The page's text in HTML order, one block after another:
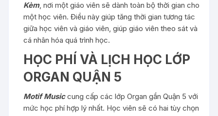
Kèm, nơi một giáo viên sẽ dành toàn bộ thời gian cho
một học viên. Điều này giúp tăng thời gian tương tác
giữa học viên và giáo viên, giúp giáo viên theo sát và
cá nhân hóa quá trình học.
HỌC PHÍ VÀ LỊCH HỌC LỚP
ORGAN QUẬN 5
Motif Music cung cấp các lớp Organ gần Quận 5 với
mức học phí hợp lý nhất. Học viên sẽ có hai tùy chọn